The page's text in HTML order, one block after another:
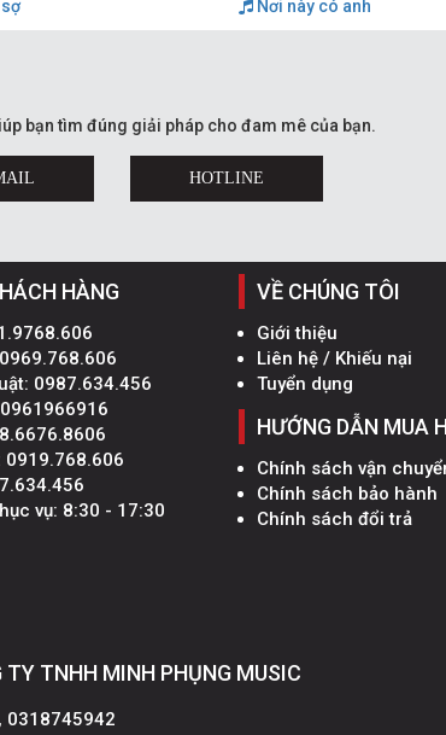
Nơi này có anh
bạn tìm đúng giải pháp cho đam mê của bạn.
HOTLINE
HÀNG
0969.768.606
0987.634.456
0961966916
0919.768.606
vụ: 8:30 - 17:30
VỀ CHÚNG TÔI
Giới thiệu
Liên hệ / Khiếu nại
Tuyển dụng
HƯỚNG DẪN MUA
Chính sách vận
Chính sách bảo hành
Chính sách đổi trả
TY TNHH MINH PHỤNG MUSIC
0318745942